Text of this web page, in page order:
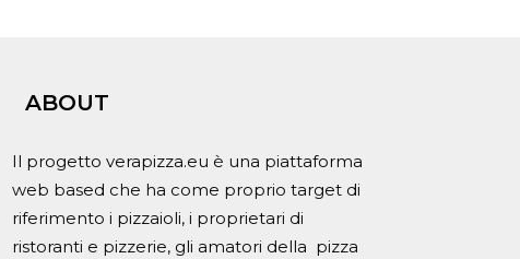
ABOUT
Il progetto verapizza.eu è una piattaforma
web based che ha come proprio target di
riferimento i pizzaioli, i proprietari di
ristoranti e pizzerie, gli amatori della pizza